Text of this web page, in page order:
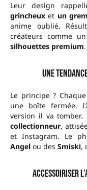
Leur design
grincheux et un
anime oublié.
créateurs comme
silhouettes premium.
Une
Le principe ?
une boîte fermée.
version il va
collectionneur,
et Instagram. Le
Angel ou des Smiski,
Accessoiriser